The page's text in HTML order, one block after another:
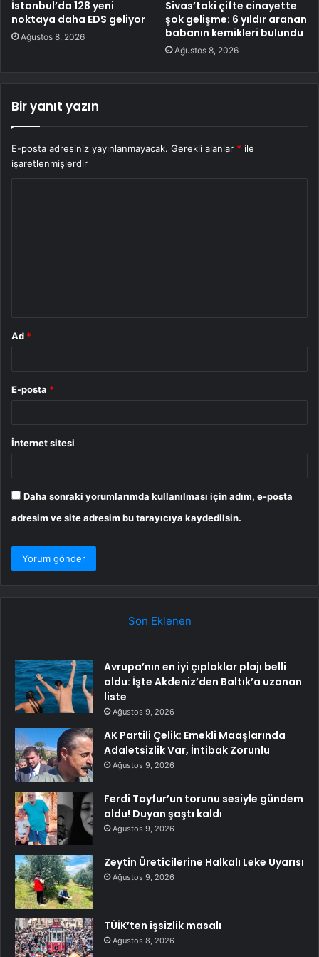
İstanbul’da 128 yeni
noktaya daha EDS geliyor
Ağustos 8, 2026
Sivas’taki çifte cinayette
şok gelişme: 6 yıldır aranan
babanın kemikleri bulundu
Ağustos 8, 2026
Bir yanıt yazın
E-posta adresiniz yayınlanmayacak. Gerekli alanlar * ile
işaretlenmişlerdir
Ad *
E-posta *
İnternet sitesi
Daha sonraki yorumlarımda kullanılması için adım, e-posta
adresim ve site adresim bu tarayıcıya kaydedilsin.
Son Eklenen
Avrupa’nın en iyi çıplaklar plajı belli
oldu: İşte Akdeniz’den Baltık’a uzanan
liste
Ağustos 9, 2026
AK Partili Çelik: Emekli Maaşlarında
Adaletsizlik Var, İntibak Zorunlu
Ağustos 9, 2026
Ferdi Tayfur’un torunu sesiyle gündem
oldu! Duyan şaştı kaldı
Ağustos 9, 2026
Zeytin Üreticilerine Halkalı Leke Uyarısı
Ağustos 9, 2026
TÜİK’ten işsizlik masalı
Ağustos 8, 2026